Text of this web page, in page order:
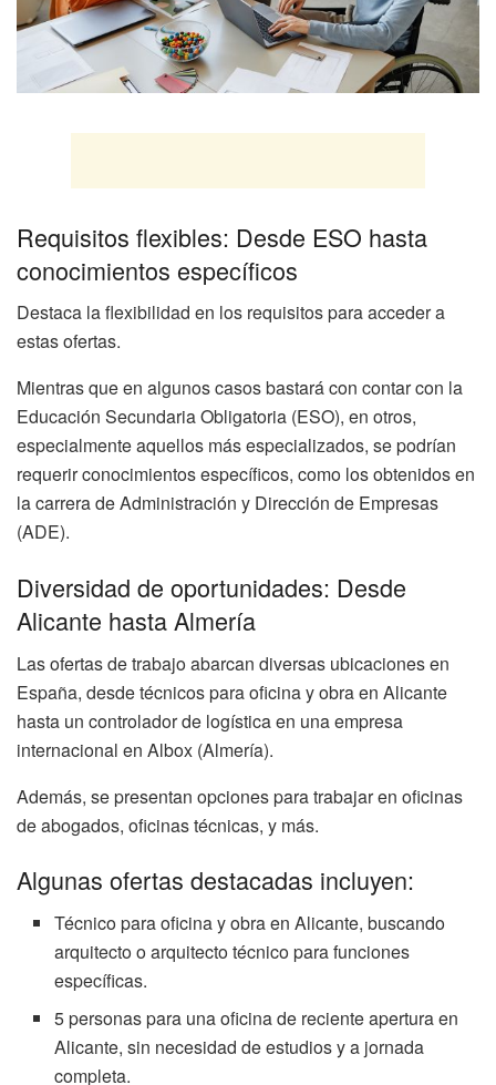
Requisitos flexibles: Desde ESO hasta
conocimientos específicos
Destaca la flexibilidad en los requisitos para acceder a
estas ofertas.
Mientras que en algunos casos bastará con contar con la
Educación Secundaria Obligatoria (ESO), en otros,
especialmente aquellos más especializados, se podrían
requerir conocimientos específicos, como los obtenidos en
la carrera de Administración y Dirección de Empresas
(ADE).
Diversidad de oportunidades: Desde
Alicante hasta Almería
Las ofertas de trabajo abarcan diversas ubicaciones en
España, desde técnicos para oficina y obra en Alicante
hasta un controlador de logística en una empresa
internacional en Albox (Almería).
Además, se presentan opciones para trabajar en oficinas
de abogados, oficinas técnicas, y más.
Algunas ofertas destacadas incluyen:
Técnico para oficina y obra en Alicante, buscando
arquitecto o arquitecto técnico para funciones
específicas.
5 personas para una oficina de reciente apertura en
Alicante, sin necesidad de estudios y a jornada
completa.